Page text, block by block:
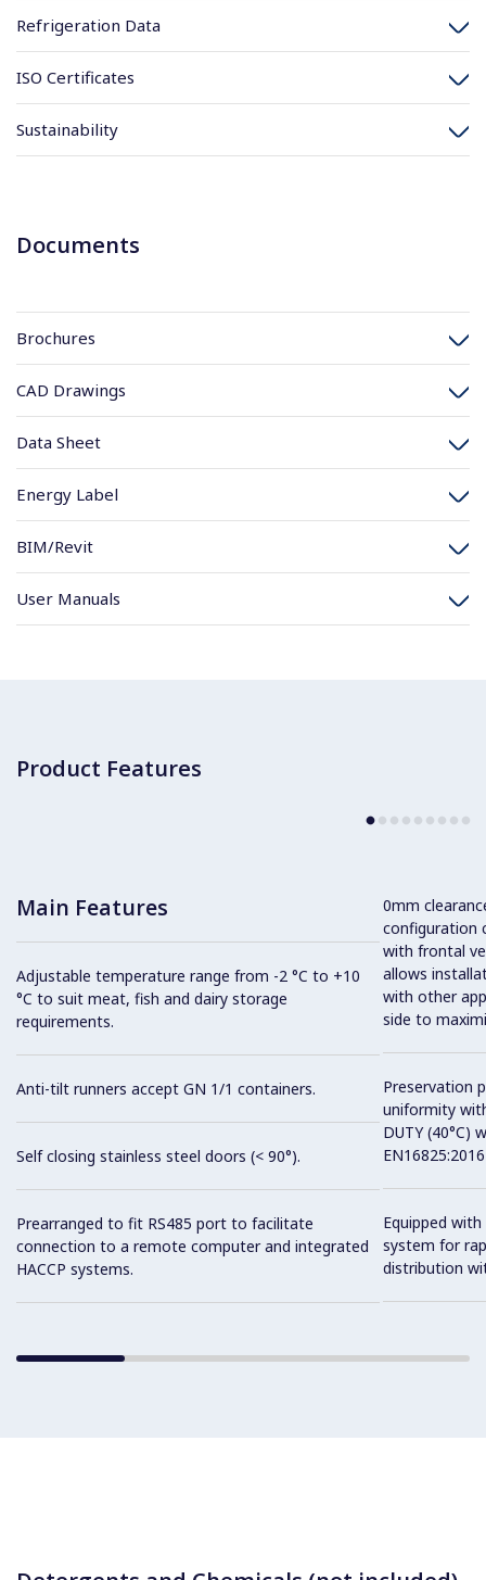
Refrigeration Data
ISO Certificates
Sustainability
Documents
Brochures
CAD Drawings
Data Sheet
Energy Label
BIM/Revit
User Manuals
Product Features
Main Features
Adjustable temperature range from -2 °C to +10
°C to suit meat, fish and dairy storage
requirements.
Anti-tilt runners accept GN 1/1 containers.
Self closing stainless steel doors (< 90°).
Prearranged to fit RS485 port to facilitate
connection to a remote computer and integrated
HACCP systems.
0mm
configuration
with frontal
allows
with other
side to
Preservation
uniformity
DUTY (40°C)
Equipped
system for
distribution